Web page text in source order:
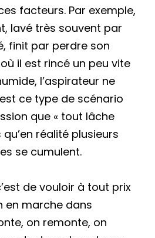
facteurs. Par exemple,
lavé très souvent par
finit par perdre son
il est rincé un peu vite
l’aspirateur ne
ce type de scénario
que « tout lâche
qu’en réalité plusieurs
se cumulent.
de vouloir à tout prix
en marche dans
on remonte, on